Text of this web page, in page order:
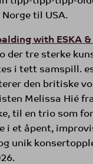
til USA.
with ESKA
der tre sterke
i tett samspill.
den britiske
Melissa Hié
til en trio som
i et åpent,
unik